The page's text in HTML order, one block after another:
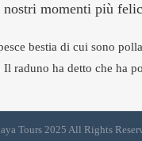
momenti più
bestia di cui sono
Il raduno ha detto che ha
Tours 2025 All Rights